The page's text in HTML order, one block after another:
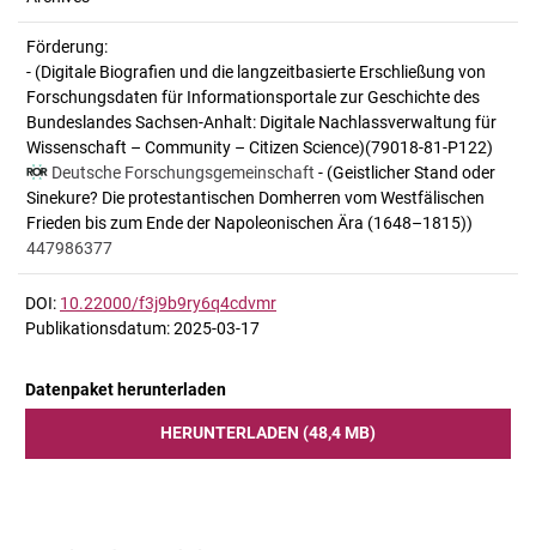
Förderung:
- (Digitale Biografien und die langzeitbasierte Erschließung von
Forschungsdaten für Informationsportale zur Geschichte des
Bundeslandes Sachsen-Anhalt: Digitale Nachlassverwaltung für
Wissenschaft – Community – Citizen Science)(79018-81-P122)
Deutsche Forschungsgemeinschaft - (Geistlicher Stand oder
Sinekure? Die protestantischen Domherren vom Westfälischen
Frieden bis zum Ende der Napoleonischen Ära (1648–1815))
447986377
DOI: 10.22000/f3j9b9ry6q4cdvmr
Publikationsdatum: 2025-03-17
Datenpaket herunterladen
HERUNTERLADEN (48,4 MB)